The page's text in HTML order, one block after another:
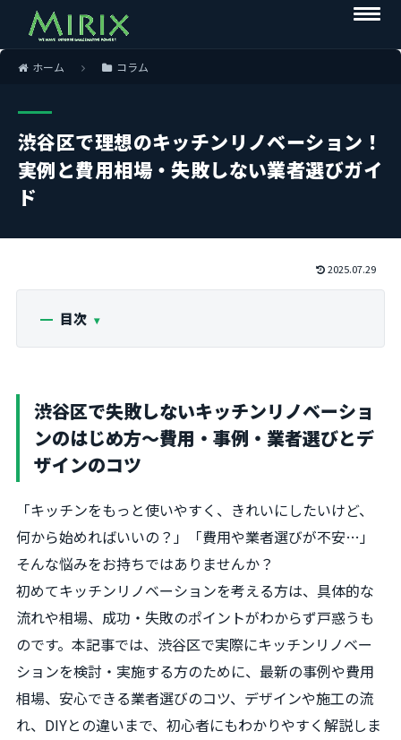
ホーム コラム
渋谷区で理想のキッチンリノベーション！
実例と費用相場・失敗しない業者選びガイ
ド
2025.07.29
目次
渋谷区で失敗しないキッチンリノベーショ
ンのはじめ方～費用・事例・業者選びとデ
ザインのコツ
「キッチンをもっと使いやすく、きれいにしたいけど、
何から始めればいいの？」「費用や業者選びが不安…」
そんな悩みをお持ちではありませんか？
初めてキッチンリノベーションを考える方は、具体的な
流れや相場、成功・失敗のポイントがわからず戸惑うも
のです。本記事では、渋谷区で実際にキッチンリノベー
ションを検討・実施する方のために、最新の事例や費用
相場、安心できる業者選びのコツ、デザインや施工の流
れ、DIYとの違いまで、初心者にもわかりやすく解説しま